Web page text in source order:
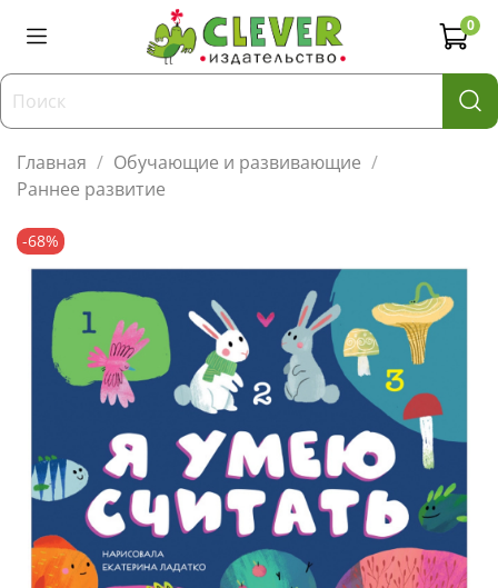
0
Главная
Обучающие и развивающие
Раннее развитие
-68%